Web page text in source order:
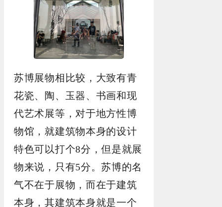
苏博展物相比较，大致有青
花瓷、陶、玉器、书画和现
代艺术展等，对于地方性博
物馆，就建筑物本身的设计
特色可以打个8分，但是就展
物来说，只有5分。苏博的名
气不在于展物，而在于建筑
本身，其建筑本身就是一个